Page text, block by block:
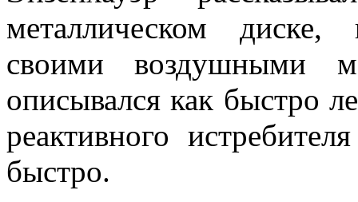
металлическом
своими воздушными
описывался как быстро
реактивного
быстро.